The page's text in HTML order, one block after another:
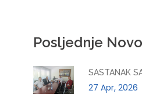
Posljednje
SASTANAK
27 Apr, 2026